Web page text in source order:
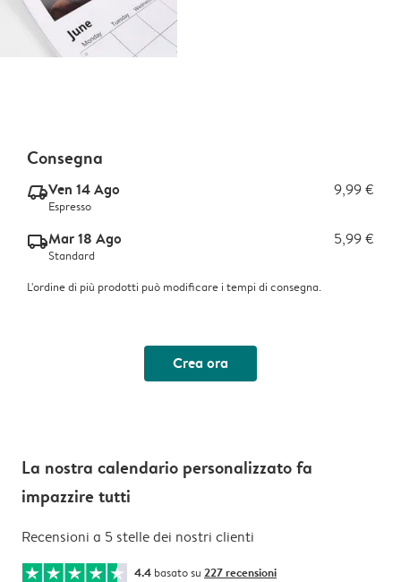
Consegna
delivery_express_v2Ven 14 Ago 9,99 €
Espresso
delivery_standard_v2Mar 18 Ago 5,99 €
Standard
L'ordine di più prodotti può modificare i tempi di consegna.
Crea ora
La nostra calendario personalizzato fa
impazzire tutti
Recensioni a 5 stelle dei nostri clienti
4.4 basato su 227 recensioni